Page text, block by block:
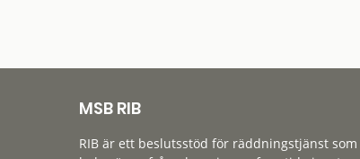
MSB RIB
RIB är ett beslutsstöd för räddningstjänst